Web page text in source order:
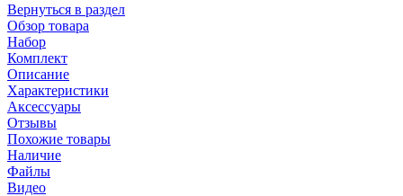
Вернуться в раздел
Обзор товара
Набор
Комплект
Описание
Характеристики
Аксессуары
Отзывы
Похожие товары
Наличие
Файлы
Видео